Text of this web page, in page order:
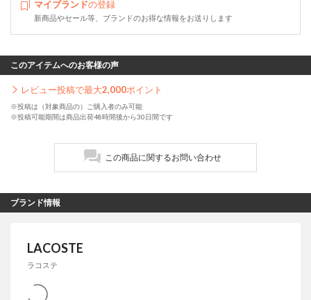
マイブランドの登録
新商品やセール等、ブランドのお得な情報をお送りします
このアイテムへのお客様の声
レビュー投稿で最大2,000ポイント
※投稿は（対象商品の）ご購入者のみ可能
※投稿可能期間は商品出荷48時間後から30日間です
この商品に関するお問い合わせ
ブランド情報
LACOSTE
ラコステ